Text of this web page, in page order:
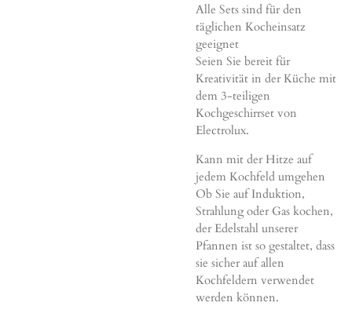
Alle Sets sind für den
täglichen Kocheinsatz
geeignet
Seien Sie bereit für
Kreativität in der Küche mit
dem 3-teiligen
Kochgeschirrset von
Electrolux.
Kann mit der Hitze auf
jedem Kochfeld umgehen
Ob Sie auf Induktion,
Strahlung oder Gas kochen,
der Edelstahl unserer
Pfannen ist so gestaltet, dass
sie sicher auf allen
Kochfeldern verwendet
werden können.